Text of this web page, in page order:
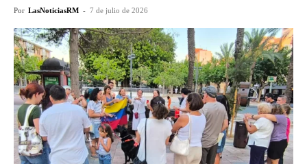
Por LasNoticiasRM - 7 de julio de 2026